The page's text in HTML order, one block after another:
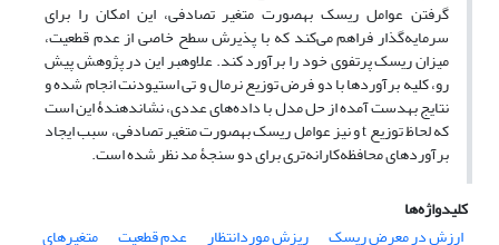
گرفتن عوامل ریسک به‎صورت متغیر تصادفی، این امکان را برای
سرمایه‌گذار فراهم می‌کند که با پذیرش سطح خاصی از عدم قطعیت،
میزان ریسک پرتفوی خود را برآورد کند. علاوه‎بر این در پژوهش پیش
رو، کلیه برآوردها با دو فرض توزیع نرمال و تی استیودنت انجام شده و
نتایج به‎دست آمده از حل مدل با داده‌های عددی، نشان‎دهندۀ این است
که لحاظ توزیع t و نیز عوامل ریسک به‎صورت متغیر تصادفی، سبب ایجاد
برآوردهای محافظه‌کارانه‌تری برای دو سنجۀ مد نظر شده است.
کلیدواژه‌ها
ارزش در معرض ریسک
ریزش موردانتظار عدم قطعیت متغیرهای